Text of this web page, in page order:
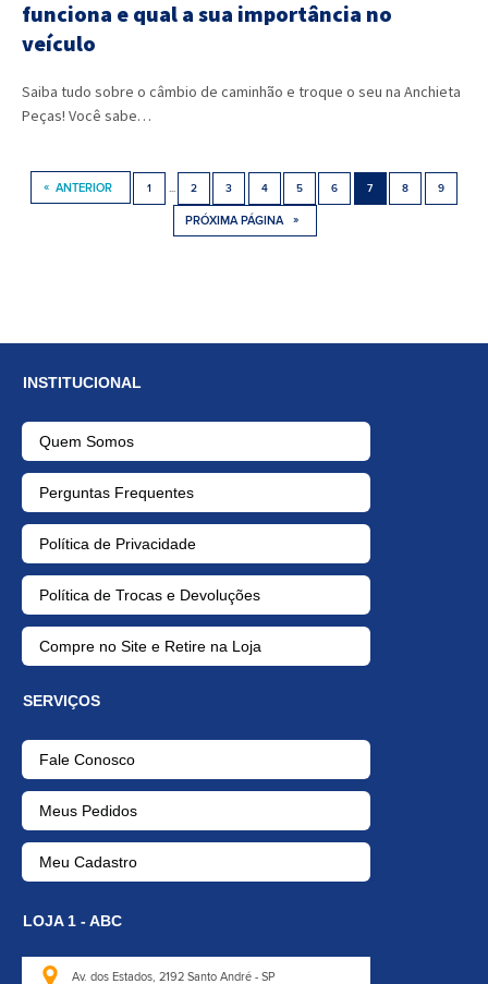
funciona e qual a sua importância no
veículo
Saiba tudo sobre o câmbio de caminhão e troque o seu na Anchieta
Peças! Você sabe…
INSTITUCIONAL
Quem Somos
Perguntas Frequentes
Política de Privacidade
Política de Trocas e Devoluções
Compre no Site e Retire na Loja
SERVIÇOS
Fale Conosco
Meus Pedidos
Meu Cadastro
LOJA 1 - ABC
Av. dos Estados, 2192 Santo André - SP